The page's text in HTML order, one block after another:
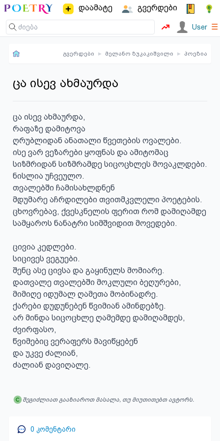
დაამატე გვერდები
User ☰
გვერდები ▸ მელანო ზუკაკიშვილი ▸ პოეზია
ცა ისევ ახმაურდა
ცა ისევ ახმაურდა,
რაფაზე დამიტოვა
ღრუბლიდან ანათალი წვეთების ოვალები.
ისე ვარ ვეზარები ყოფნას და ამიტომაც
სიზმრიდან სიზმრამდე სიცოცხლეს მოვაკლდები.
ნისლია უჩვეულო.
თვალებში ჩამისახლდნენ
მდუმარე აჩრდილები თვითმკვლელი პოეტების.
ცხოვრებავ, ქვესკნელის ფერით რომ დამიღამდე
სამყაროს ნანატრი სიმშვიდით მოვედები.
ცივია კედლები.
სიცივეს ვეგუები.
შენც ასე ცივსა და გაყინულს მომიარე.
დათვალე თვალებში მოკლული ბეღურები,
მიმიღე იდუმალ ღამეთა მობინადრე.
ქარები დუდუნებენ წვიმიან ამინდებზე.
არ მინდა სიცოცხლე ღამემდე დამიღამდეს,
ძვირფასო,
წვიმებიც ვერაფერს მავიწყებენ
და უკვე ძალიან,
ძალიან დავიღალე.
შეგიძლიათ გააზიაროთ მასალა, თუ მიუთითებთ ავტორს.
0 კომენტარი